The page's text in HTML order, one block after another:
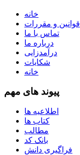
خانه
قوانین و مقررات
تماس با ما
درباره ما
درآمدزایی
شکایات
خانه
پیوند های مهم
اطلاعیه ها
کتاب ها
مطالب
بانک کد
فراگیری دانش